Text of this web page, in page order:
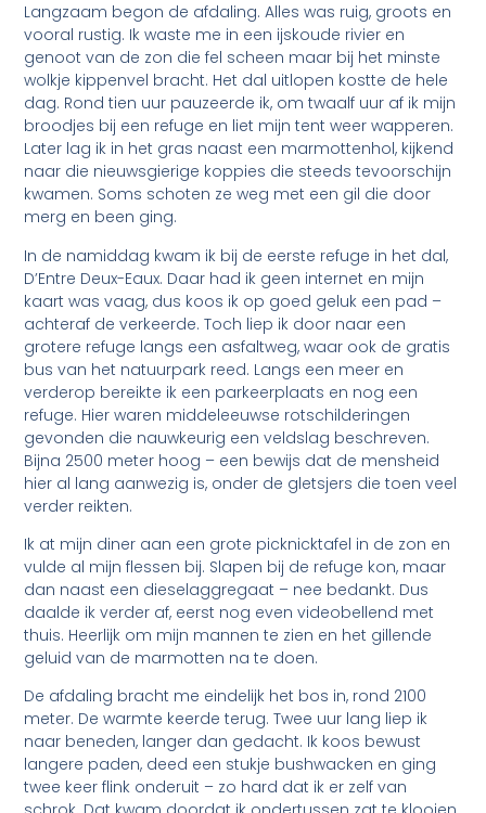
Langzaam begon de afdaling. Alles was ruig, groots en
vooral rustig. Ik waste me in een ijskoude rivier en
genoot van de zon die fel scheen maar bij het minste
wolkje kippenvel bracht. Het dal uitlopen kostte de hele
dag. Rond tien uur pauzeerde ik, om twaalf uur af ik mijn
broodjes bij een refuge en liet mijn tent weer wapperen.
Later lag ik in het gras naast een marmottenhol, kijkend
naar die nieuwsgierige koppies die steeds tevoorschijn
kwamen. Soms schoten ze weg met een gil die door
merg en been ging.
In de namiddag kwam ik bij de eerste refuge in het dal,
D’Entre Deux-Eaux. Daar had ik geen internet en mijn
kaart was vaag, dus koos ik op goed geluk een pad –
achteraf de verkeerde. Toch liep ik door naar een
grotere refuge langs een asfaltweg, waar ook de gratis
bus van het natuurpark reed. Langs een meer en
verderop bereikte ik een parkeerplaats en nog een
refuge. Hier waren middeleeuwse rotschilderingen
gevonden die nauwkeurig een veldslag beschreven.
Bijna 2500 meter hoog – een bewijs dat de mensheid
hier al lang aanwezig is, onder de gletsjers die toen veel
verder reikten.
Ik at mijn diner aan een grote picknicktafel in de zon en
vulde al mijn flessen bij. Slapen bij de refuge kon, maar
dan naast een dieselaggregaat – nee bedankt. Dus
daalde ik verder af, eerst nog even videobellend met
thuis. Heerlijk om mijn mannen te zien en het gillende
geluid van de marmotten na te doen.
De afdaling bracht me eindelijk het bos in, rond 2100
meter. De warmte keerde terug. Twee uur lang liep ik
naar beneden, langer dan gedacht. Ik koos bewust
langere paden, deed een stukje bushwacken en ging
twee keer flink onderuit – zo hard dat ik er zelf van